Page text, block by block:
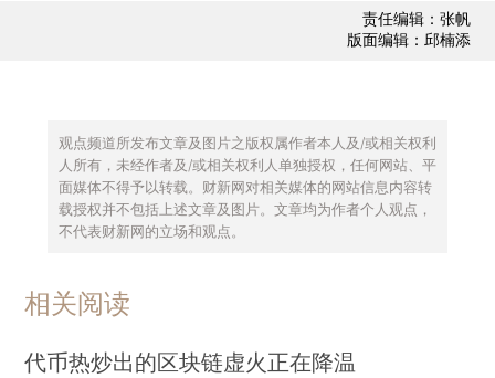
责任编辑：张帆
版面编辑：邱楠添
观点频道所发布文章及图片之版权属作者本人及/或相关权利
人所有，未经作者及/或相关权利人单独授权，任何网站、平
面媒体不得予以转载。财新网对相关媒体的网站信息内容转
载授权并不包括上述文章及图片。文章均为作者个人观点，
不代表财新网的立场和观点。
相关阅读
代币热炒出的区块链虚火正在降温